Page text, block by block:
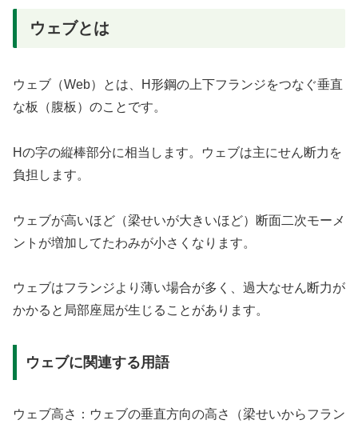
ウェブとは
ウェブ（Web）とは、H形鋼の上下フランジをつなぐ垂直
な板（腹板）のことです。
Hの字の縦棒部分に相当します。ウェブは主にせん断力を
負担します。
ウェブが高いほど（梁せいが大きいほど）断面二次モーメ
ントが増加してたわみが小さくなります。
ウェブはフランジより薄い場合が多く、過大なせん断力が
かかると局部座屈が生じることがあります。
ウェブに関連する用語
ウェブ高さ：ウェブの垂直方向の高さ（梁せいからフラン